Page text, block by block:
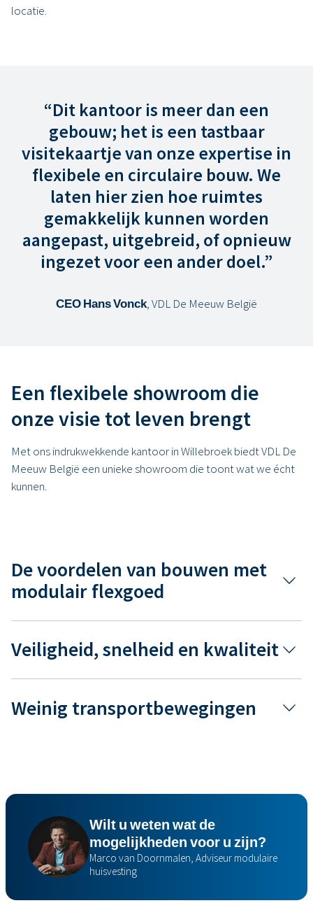
locatie.
“Dit kantoor is meer dan een
gebouw; het is een tastbaar
visitekaartje van onze expertise in
flexibele en circulaire bouw. We
laten hier zien hoe ruimtes
gemakkelijk kunnen worden
aangepast, uitgebreid, of opnieuw
ingezet voor een ander doel.”
CEO Hans Vonck, VDL De Meeuw België
Een flexibele showroom die
onze visie tot leven brengt
Met ons indrukwekkende kantoor in Willebroek biedt VDL De
Meeuw België een unieke showroom die toont wat we écht
kunnen.
De voordelen van bouwen met
modulair flexgoed
Veiligheid, snelheid en kwaliteit
Weinig transportbewegingen
Wilt u weten wat de
mogelijkheden voor u zijn?
Marco van Doornmalen, Adviseur modulaire
huisvesting